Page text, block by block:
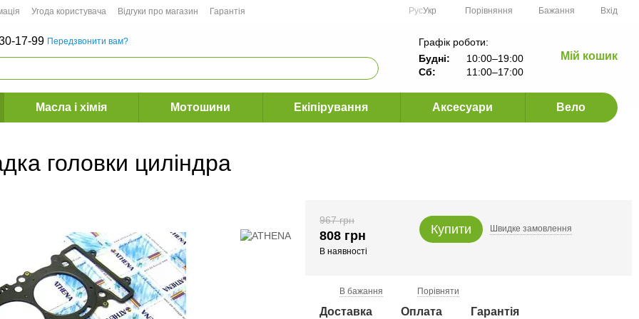
Угода користувача Відгуки про магазин
Гарантія
РусУкр Порівняння Бажання Вхід
17-99 Передзвонити вам?
Графік роботи:
Будні:
10:00–19:00
Сб:
11:00–17:00
Мій кошик
Масла і хімія Мотошини Екіпірування Аксесуари Вело
головки циліндра
967 грн
808 грн
В наявності
Купити Швидке замовлення
В бажання Порівняти
Доставка Оплата Гарантія